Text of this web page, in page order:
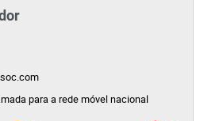
para a rede móvel nacional